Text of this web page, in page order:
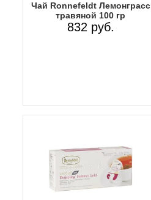
Чай Ronnefeldt Лемонграсс
травяной 100 гр
832 руб.